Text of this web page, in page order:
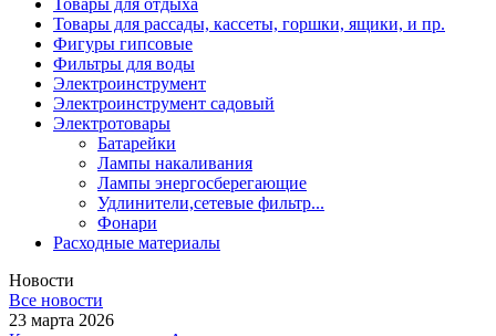
Товары для отдыха
Товары для рассады, кассеты, горшки, ящики, и пр.
Фигуры гипсовые
Фильтры для воды
Электроинструмент
Электроинструмент садовый
Электротовары
Батарейки
Лампы накаливания
Лампы энергосберегающие
Удлинители,сетевые фильтр...
Фонари
Расходные материалы
Новости
Все новости
23 марта 2026